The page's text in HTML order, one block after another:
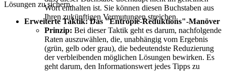
Wort enthalten ist. Sie können diesen Buchstaben aus
Ihren zukünftigen Vermutungen streichen.
Lösungen zu sichern.
Erweiterte Taktik: Das "Entropie-Reduktions"-Manöver
Prinzip: Bei dieser Taktik geht es darum, nachfolgende
Raten auszuwählen, die, unabhängig vom Ergebnis
(grün, gelb oder grau), die bedeutendste Reduzierung
der verbleibenden möglichen Lösungen bewirken. Es
geht darum, den Informationswert jedes Tipps zu